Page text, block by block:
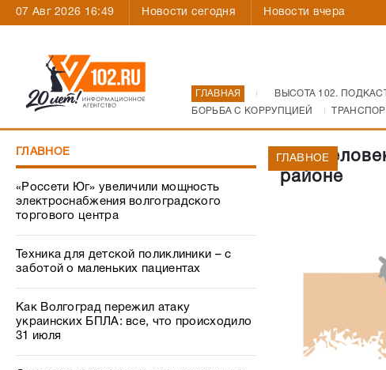
07 Авг 2026 16:49 Новости сегодня Новости вчера
ГЛАВНАЯ ВЫСОТА 102. ПОДКАСТ
БОРЬБА С КОРРУПЦИЕЙ
ГЛАВНОЕ
«Россети Юг» увеличили мощность
электроснабжения волгоградского
торгового центра
Техника для детской поликлиники – с
заботой о маленьких пациентах
Как Волгоград пережил атаку
украинских БПЛА: все, что происходило
31 июля
Два
районе
ГЛАВНОЕ